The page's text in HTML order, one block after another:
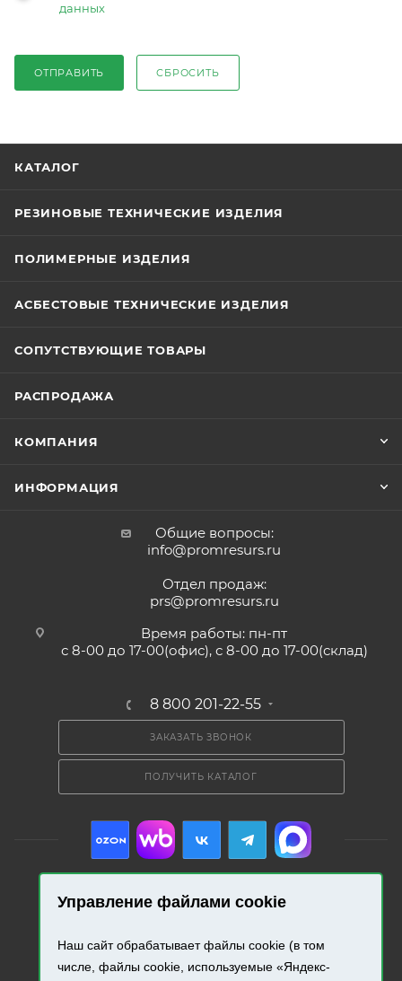
Управление файлами cookie
Наш сайт обрабатывает файлы cookie (в том
числе, файлы cookie, используемые «Яндекс-
данных
ОТПРАВИТЬ СБРОСИТЬ
КАТАЛОГ
РЕЗИНОВЫЕ ТЕХНИЧЕСКИЕ ИЗДЕЛИЯ
ПОЛИМЕРНЫЕ ИЗДЕЛИЯ
АСБЕСТОВЫЕ ТЕХНИЧЕСКИЕ ИЗДЕЛИЯ
СОПУТСТВУЮЩИЕ ТОВАРЫ
РАСПРОДАЖА
КОМПАНИЯ
ИНФОРМАЦИЯ
Общие вопросы:
info@promresurs.ru
Отдел продаж:
prs@promresurs.ru
Время работы: пн-пт
с 8-00 до 17-00(офис), с 8-00 до 17-00(склад)
8 800 201-22-55
ЗАКАЗАТЬ ЗВОНОК
ПОЛУЧИТЬ КАТАЛОГ
Разработка и продвижение сайта.